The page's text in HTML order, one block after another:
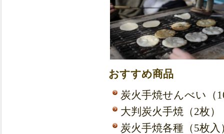
おすすめ商品
炭火手焼せんべい（
大判炭火手焼（2枚）
炭火手焼各種（5枚